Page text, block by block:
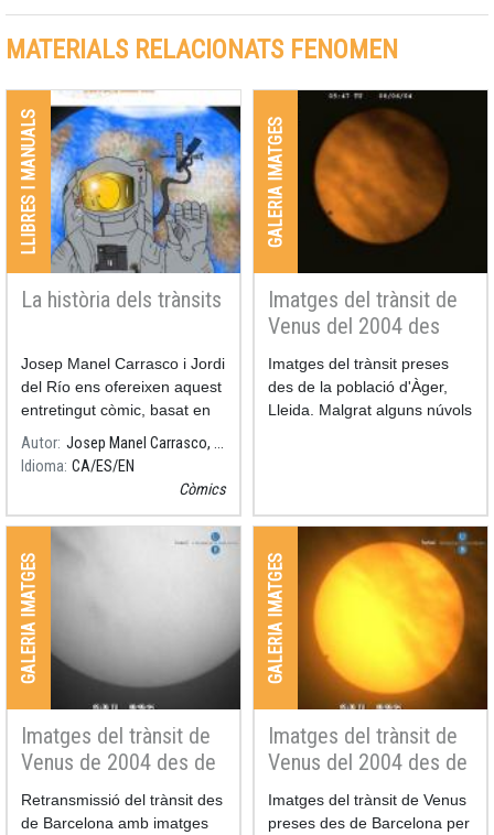
MATERIALS RELACIONATS FENOMEN
LLIBRES I MANUALS
La història dels trànsits
Josep Manel Carrasco i Jordi
del Río ens ofereixen aquest
entretingut còmic, basat en
un text de Salvador Ribas.
Autor
Josep Manel Carrasco, ICCUB-IEEC
Idioma CA ES EN
Còmics
GALERIA IMATGES
Imatges del trànsit de
Venus del 2004 des
d'Àger
Imatges del trànsit preses
des de la població d'Àger,
Lleida. Malgrat alguns núvols
GALERIA IMATGES
Imatges del trànsit de
Venus de 2004 des de
Barcelona amb una
càmera CCD
Retransmissió del trànsit des
de Barcelona amb imatges
GALERIA IMATGES
Imatges del trànsit de
Venus del 2004 des de
Barcelona
Imatges del trànsit de Venus
preses des de Barcelona per